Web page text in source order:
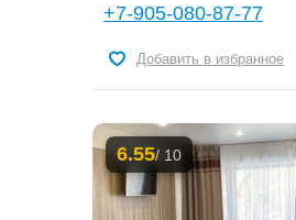
+7-905-080-87-77
Добавить в избранное
6.55/ 10